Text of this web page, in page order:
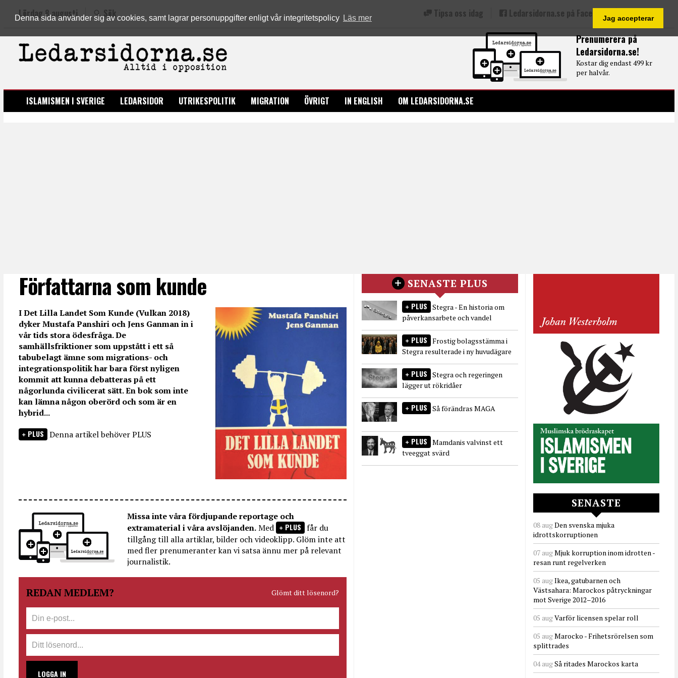
Denna sida använder sig av cookies, samt lagrar personuppgifter enligt vår integritetspolicy Läs mer Jag accepterar
Prenumerera på
Ledarsidorna.se!
Kostar dig endast 499 kr
per halvår.
Lördag 8 augusti Sök Tipsa oss idag Ledarsidorna.se på Facebook
LEDARSIDORNA.SE
ISLAMISMEN I SVERIGE LEDARSIDOR UTRIKESPOLITIK MIGRATION ÖVRIGT IN ENGLISH OM LEDARSIDORNA.SE
Författarna som kunde
I Det Lilla Landet Som Kunde (Vulkan 2018)
dyker Mustafa Panshiri och Jens Ganman in i
vår tids stora ödesfråga. De
samhällsfriktioner som uppstått i ett så
tabubelagt ämne som migrations- och
integrationspolitik har bara först nyligen
kommit att kunna debatteras på ett
någorlunda civilicerat sätt. En bok som inte
kan lämna någon oberörd och som är en
hybrid...
PLUS Denna artikel behöver PLUS
Missa inte våra fördjupande reportage och
extramaterial i våra avslöjanden.Med PLUS får du
tillgång till alla artiklar, bilder och videoklipp. Glöm inte att
med fler prenumeranter kan vi satsa ännu mer på relevant
journalistik.
REDAN MEDLEM? Glömt ditt lösenord?
LOGGA IN
SENASTE PLUS
PLUS Stegra - En historia om
påverkansarbete och vandel
PLUS Frostig bolagsstämma i
Stegra resulterade i ny huvudägare
PLUS Stegra och regeringen
lägger ut rökridåer
PLUS Så förändras MAGA
PLUS Mamdanis valvinst ett
tveeggat svärd
SENASTE
08 augDen svenska mjuka
idrottskorruptionen
07 augMjuk korruption inom idrotten -
resan runt regelverken
05 augIkea, gatubarnen och
Västsahara: Marockos påtryckningar
mot Sverige 2012–2016
05 augVarför licensen spelar roll
05 augMarocko - Frihetsrörelsen som
splittrades
04 augSå ritades Marockos karta